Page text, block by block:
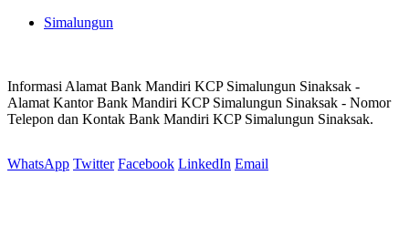
Simalungun
Informasi Alamat Bank Mandiri KCP Simalungun Sinaksak -
Alamat Kantor Bank Mandiri KCP Simalungun Sinaksak - Nomor
Telepon dan Kontak Bank Mandiri KCP Simalungun Sinaksak.
WhatsApp Twitter Facebook LinkedIn Email